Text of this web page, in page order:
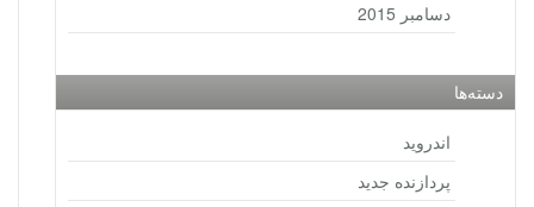
دسامبر 2015
دسته‌ها
اندروید
پردازنده جدید